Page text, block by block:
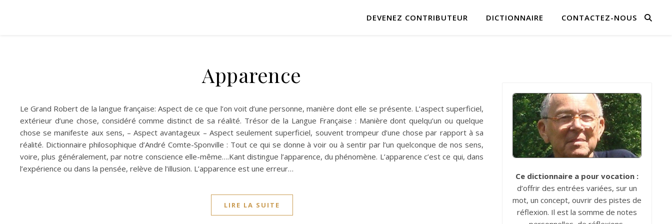
DEVENEZ CONTRIBUTEUR DICTIONNAIRE CONTACTEZ-NOUS
Apparence
Le Grand Robert de la langue française: Aspect de ce que l’on voit d’une personne, manière dont elle se présente. L’aspect superficiel,
extérieur d’une chose, considéré comme distinct de sa réalité. Trésor de la Langue Française : Manière dont quelqu’un ou quelque
chose se manifeste aux sens, – Aspect avantageux – Aspect seulement superficiel, souvent trompeur d’une chose par rapport à sa
réalité. Dictionnaire philosophique d’André Comte-Sponville : Tout ce qui se donne à voir ou à sentir par l’un quelconque de nos sens,
voire, plus généralement, par notre conscience elle-même….Kant distingue l’apparence, du phénomène. L’apparence c’est ce qui, dans
l’expérience ou dans la pensée, relève de l’illusion. L’apparence est une erreur…
LIRE LA SUITE
Ce dictionnaire a pour vocation :
d’offrir des entrées variées, sur un
mot, un concept, ouvrir des pistes de
réflexion. Il est la somme de notes